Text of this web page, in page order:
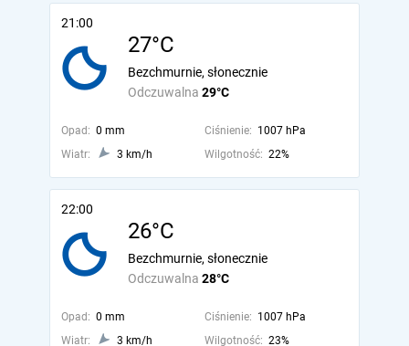
21:00
27°C
Odczuwalna 29°C
Bezchmurnie, słonecznie
Opad: 0 mm Ciśnienie: 1007 hPa
Wiatr:
3 km/h Wilgotność: 22%
22:00
26°C
Odczuwalna 28°C
Bezchmurnie, słonecznie
Opad: 0 mm Ciśnienie: 1007 hPa
Wiatr:
3 km/h Wilgotność: 23%